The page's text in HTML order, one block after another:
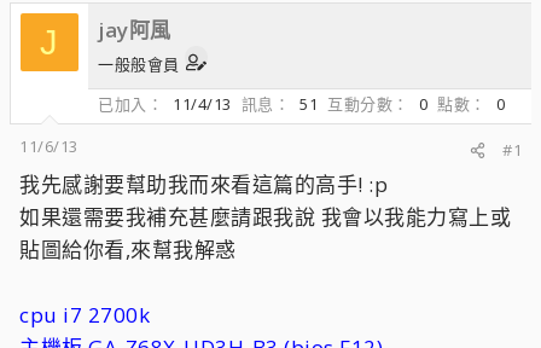
J jay阿風
一般般會員
已加入
11/4/13 訊息 51 互動分數 0 點數
0
11/6/13
#1
我先感謝要幫助我而來看這篇的高手! :p
如果還需要我補充甚麼請跟我說 我會以我能力寫上或
貼圖給你看,來幫我解惑
cpu i7 2700k